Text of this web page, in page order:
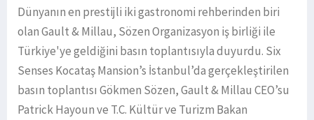
Dünyanın en prestijli iki gastronomi rehberinden biri
olan Gault & Millau, Sözen Organizasyon iş birliği ile
Türkiye'ye geldiğini basın toplantısıyla duyurdu. Six
Senses Kocataş Mansion’s İstanbul’da gerçekleştirilen
basın toplantısı Gökmen Sözen, Gault & Millau CEO’su
Patrick Hayoun ve T.C. Kültür ve Turizm Bakan